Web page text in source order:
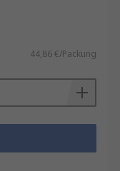
44,86 €/Packung